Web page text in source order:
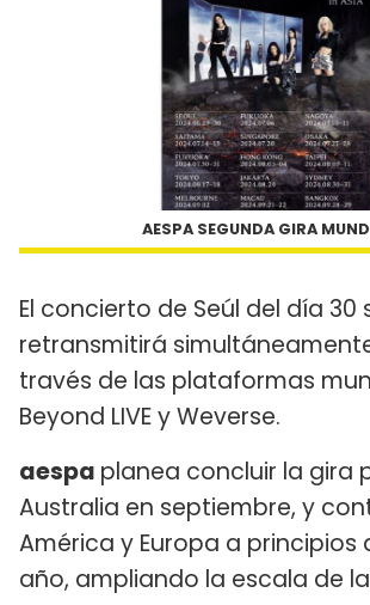
AESPA SEGUNDA GIRA
El concierto de Seúl del día 30
retransmitirá
través de las plataformas
Beyond LIVE y Weverse.
aespa planea concluir la gira
Australia en septiembre, y
América y Europa a principios
año, ampliando la escala de